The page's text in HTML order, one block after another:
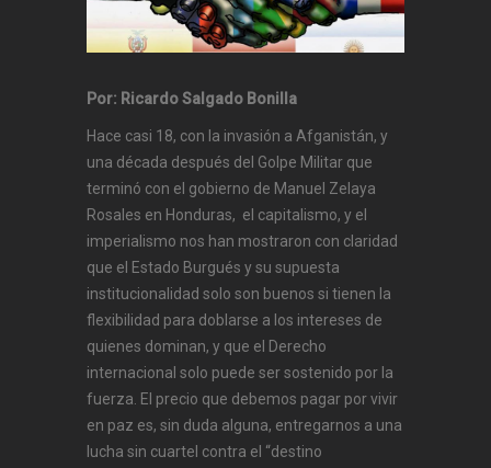
Por: Ricardo Salgado Bonilla
Hace casi 18, con la invasión a Afganistán, y
una década después del Golpe Militar que
terminó con el gobierno de Manuel Zelaya
Rosales en Honduras, el capitalismo, y el
imperialismo nos han mostraron con claridad
que el Estado Burgués y su supuesta
institucionalidad solo son buenos si tienen la
flexibilidad para doblarse a los intereses de
quienes dominan, y que el Derecho
internacional solo puede ser sostenido por la
fuerza. El precio que debemos pagar por vivir
en paz es, sin duda alguna, entregarnos a una
lucha sin cuartel contra el “destino